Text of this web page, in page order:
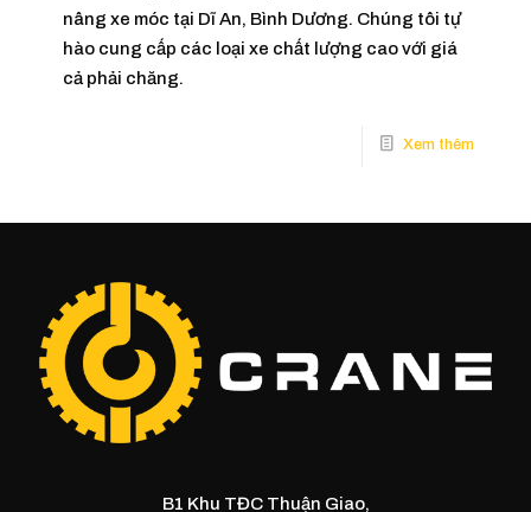
nâng xe móc tại Dĩ An, Bình Dương. Chúng tôi tự
hào cung cấp các loại xe chất lượng cao với giá
cả phải chăng.
B1 Khu TĐC Thuận Giao,